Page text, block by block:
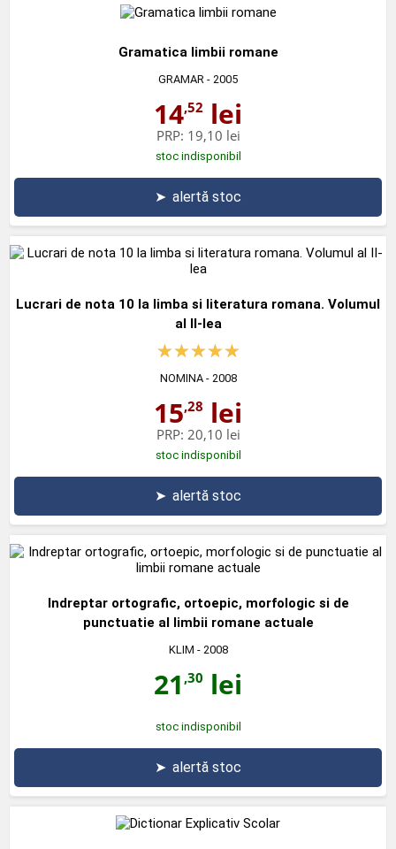
Gramatica limbii romane
GRAMAR - 2005
14,52 lei
PRP: 19,10 lei
stoc indisponibil
➤ alertă stoc
Lucrari de nota 10 la limba si literatura romana. Volumul
al II-lea
NOMINA- 2008
15,28 lei
PRP: 20,10 lei
stoc indisponibil
➤ alertă stoc
Indreptar ortografic, ortoepic, morfologic si de
punctuatie al limbii romane actuale
KLIM - 2008
21 ,30 lei
stoc indisponibil
➤ alertă stoc